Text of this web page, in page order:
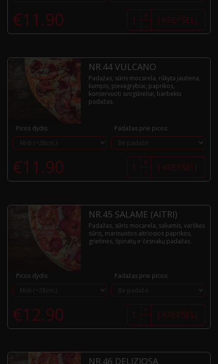
€11.90 produkto
kiekis:
Nr43.
Vicinato
-
+ Į KREPŠELĮ
NR.44 VULCANO
Padažas, sūris mocarela, rūkyta jautiena,
kumpis, pievagrybiai, paprikos,
konservuoti svogūnėliai, barbekiu
padažas.
Picos dydis: Padažas prie picos:
€11.90 produkto
kiekis:
Nr.44
Vulcano
-
+ Į KREPŠELĮ
NR.45 SALAME (AITRI)
Padažas, sūris mocarela, saliamis, varškės
sūris, marinuotos aitriosios paprikos,
grietinės, špinatų ir česnakų padažas.
Picos dydis: Padažas prie picos:
€12.90 produkto
kiekis:
Nr.45
Salame
-
+ Į KREPŠELĮ
NR.46 DELIZIOSA